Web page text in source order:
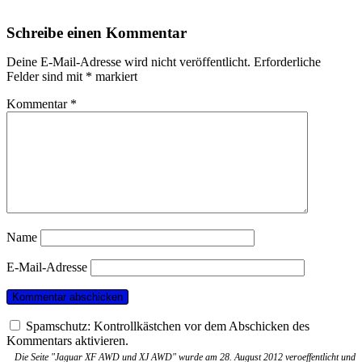
Schreibe einen Kommentar
Deine E-Mail-Adresse wird nicht veröffentlicht. Erforderliche
Felder sind mit * markiert
Kommentar *
Name
E-Mail-Adresse
Spamschutz: Kontrollkästchen vor dem Abschicken des
Kommentars aktivieren.
Die Seite "Jaguar XF AWD und XJ AWD" wurde am 28. August 2012 veroeffentlicht und